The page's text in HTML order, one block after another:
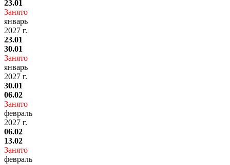
23.01
Занято
январь
2027 г.
23.01
30.01
Занято
январь
2027 г.
30.01
06.02
Занято
февраль
2027 г.
06.02
13.02
Занято
февраль